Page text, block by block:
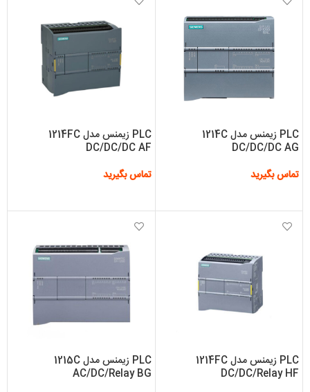
PLC زیمنس مدل 1214C
DC/DC/DC AG
تماس بگیرید
PLC زیمنس مدل 1214FC
DC/DC/DC AF
تماس بگیرید
PLC زیمنس مدل 1214FC
DC/DC/Relay HF
PLC زیمنس مدل 1215C
AC/DC/Relay BG